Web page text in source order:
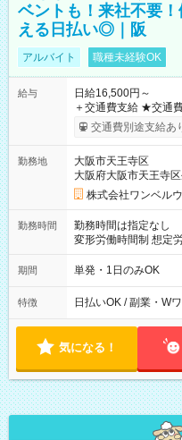
ベントも！来社不要
える日払い◎｜阪
アルバイト 職種未経験OK
給与
日給16,500円～
＋交通費支給 ★交通費全額支給！ ★日払いOK！（規定あり） ┗
働いたその日に現金
交通費別途支給あ
勤務地
大阪市天王寺区
大阪府大阪市天王寺
株式会社ワンベル
勤務時間
勤務時間は指定なし
変形労働時間制 想定労働時間160
00～20：00
期間 単発・1日のみOK
特徴 日払いOK / 副業・W
気になる！